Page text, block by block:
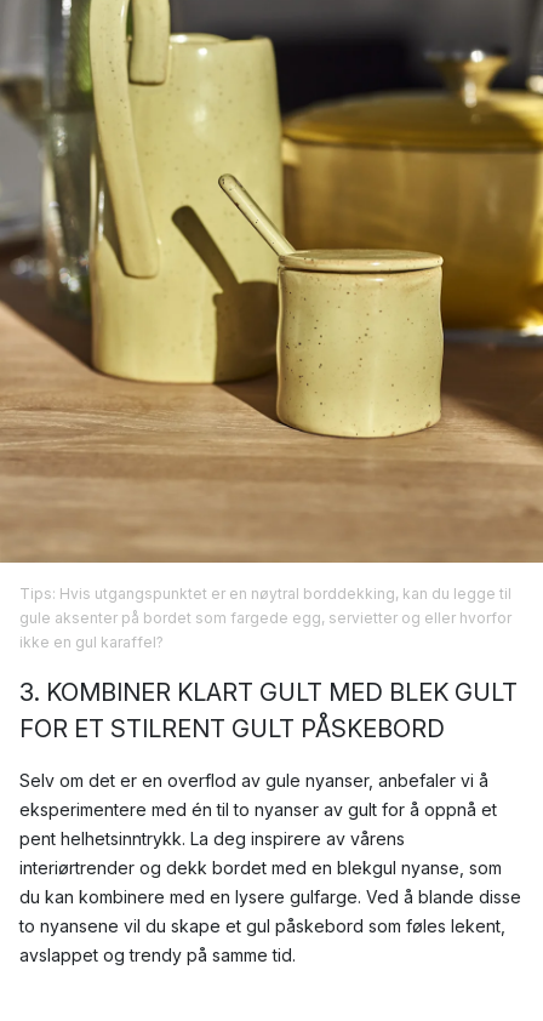
Tips: Hvis utgangspunktet er en nøytral borddekking, kan du legge til
gule aksenter på bordet som fargede egg, servietter og eller hvorfor
ikke en gul karaffel?
3. KOMBINER KLART GULT MED BLEK GULT
FOR ET STILRENT GULT PÅSKEBORD
Selv om det er en overflod av gule nyanser, anbefaler vi å
eksperimentere med én til to nyanser av gult for å oppnå et
pent helhetsinntrykk. La deg inspirere av vårens
interiørtrender og dekk bordet med en blekgul nyanse, som
du kan kombinere med en lysere gulfarge. Ved å blande disse
to nyansene vil du skape et gul påskebord som føles lekent,
avslappet og trendy på samme tid.